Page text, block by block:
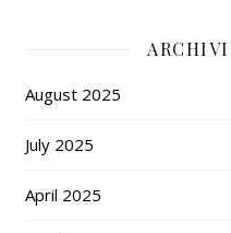
ARCHIVI
August 2025
July 2025
April 2025